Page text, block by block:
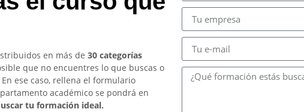
en más de 30 categorías
que no encuentres lo que buscas o
ese caso, rellena el formulario
académico se pondrá en
tu formación ideal.